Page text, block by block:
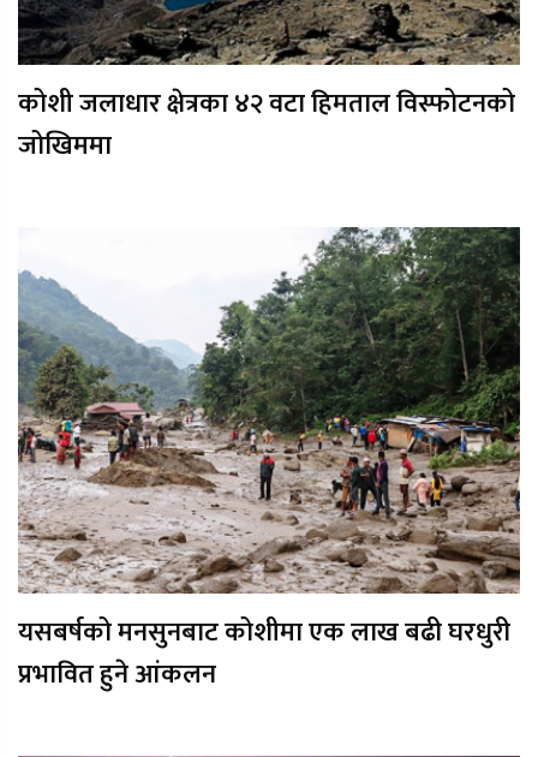
कोशी जलाधार क्षेत्रका ४२ वटा हिमताल विस्फोटनको
जोखिममा
यसबर्षको मनसुनबाट कोशीमा एक लाख बढी घरधुरी
प्रभावित हुने आंकलन